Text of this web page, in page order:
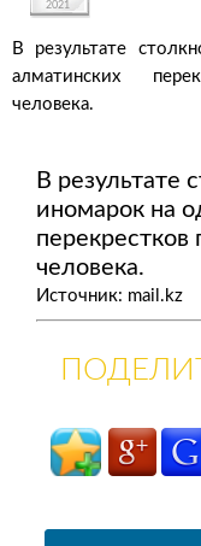
2021
В результате
алматинских
человека.
В результате
иномарок на
перекрестков
человека.
Источник: mail.kz